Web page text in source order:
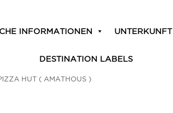
INFORMATIONEN UNTERKUNFT
DESTINATION LABELS
HUT ( AMATHOUS )